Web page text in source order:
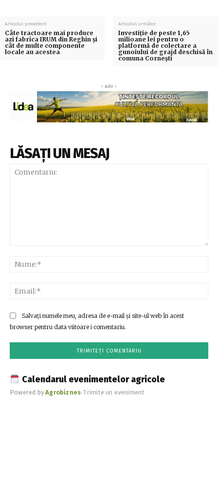
Articolul precedent
Câte tractoare mai produce
azi fabrica IRUM din Reghin şi
cât de multe componente
locale au acestea
Articolul următor
Investiţie de peste 1,65
milioane lei pentru o
platformă de colectare a
gunoiului de grajd deschisă în
comuna Corneşti
‹ adv ›
LĂSAȚI UN MESAJ
Salvați numele meu, adresa de e-mail și site-ul web în acest
browser pentru data viitoare i comentariu.
Calendarul evenimentelor agricole
Powered byAgrobiznes•Trimite un eveniment